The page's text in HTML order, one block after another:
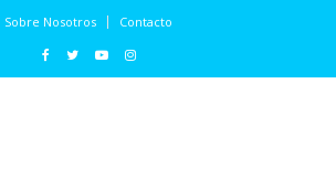
Sobre Nosotros Contacto